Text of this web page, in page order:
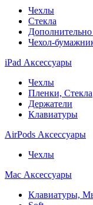
Чехлы
Стекла
Чехол-
iPad Аксессуары
Чехлы
Пленки, Стекла
Держатели
Клавиатуры
AirPods Аксессуары
Чехлы
Mac Аксессуары
Клавиатуры,